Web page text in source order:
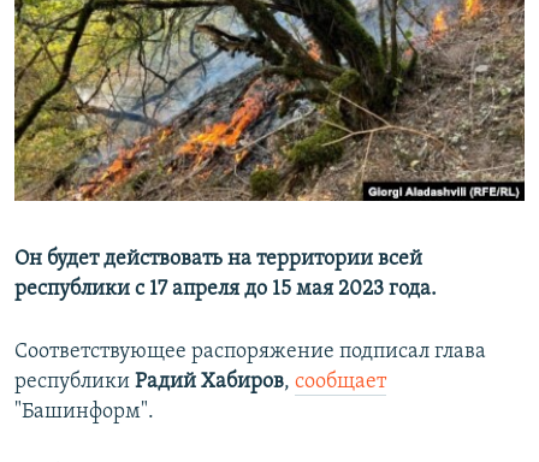
РАСПИСАНИЕ ВЕЩАНИЯ
ПОДПИШИТЕСЬ НА РАССЫЛКУ
СОЦИАЛЬНЫЕ СЕТИ
Все сайты РСЕ/РС
Он будет действовать на территории всей
республики с 17 апреля до 15 мая 2023 года.
Соответствующее распоряжение подписал глава
республики Радий Хабиров, сообщает
"Башинформ".